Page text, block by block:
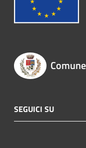
SEGUICI SU